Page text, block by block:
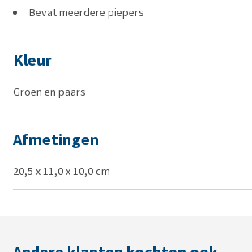
Bevat meerdere piepers
Kleur
Groen en paars
Afmetingen
20,5 x 11,0 x 10,0 cm